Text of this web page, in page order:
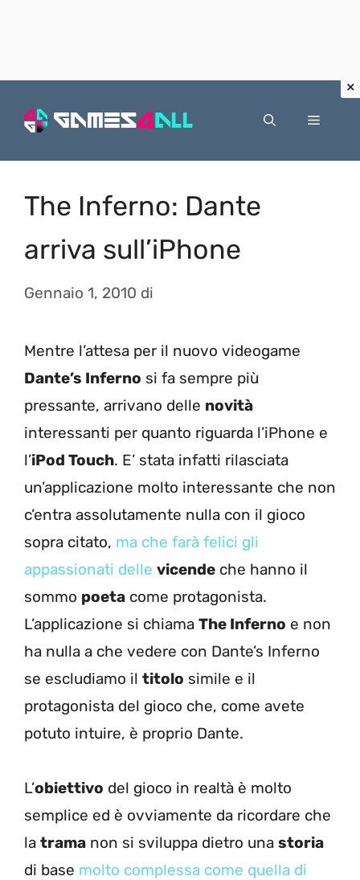
Menu
The Inferno: Dante
arriva sull’iPhone
Gennaio 1, 2010 di
Mentre l’attesa per il nuovo videogame
Dante’s Inferno si fa sempre più
pressante, arrivano delle novità
interessanti per quanto riguarda l’iPhone e
l’iPod Touch. E’ stata infatti rilasciata
un’applicazione molto interessante che non
c’entra assolutamente nulla con il gioco
sopra citato, ma che farà felici gli
appassionati delle vicende che hanno il
sommo poeta come protagonista.
L’applicazione si chiama The Inferno e non
ha nulla a che vedere con Dante’s Inferno
se escludiamo il titolo simile e il
protagonista del gioco che, come avete
potuto intuire, è proprio Dante.
L’obiettivo del gioco in realtà è molto
semplice ed è ovviamente da ricordare che
la trama non si sviluppa dietro una storia
di base molto complessa come quella di